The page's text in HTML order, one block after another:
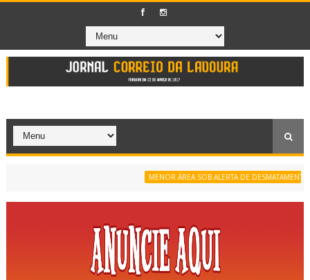
MENOR ÁREA SOB ALERTA DE DESMATAMENTO DA